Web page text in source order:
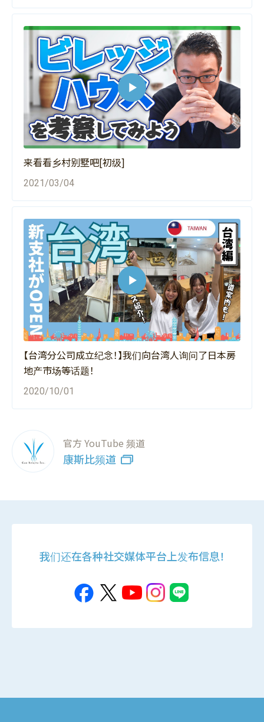
来看看乡村别墅吧[初级]
2021/03/04
【台湾分公司成立纪念！】我们向台湾人询问了日本房
地产市场等话题！
2020/10/01
官方 YouTube 频道
康斯比频道
我们还在各种社交媒体平台上发布信息！